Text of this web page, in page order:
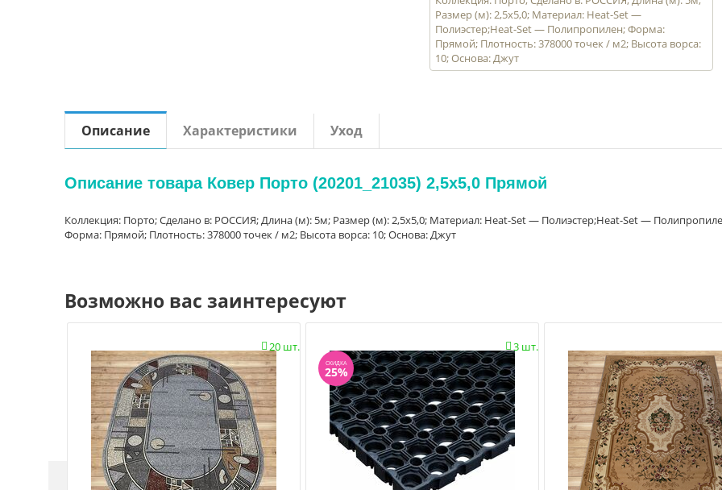
Размер (м): 2,5х5,0; Материал: Heat-Set —
Полиэстер;Heat-Set — Полипропилен; Форма:
Прямой; Плотность: 378000 точек / м2; Высота ворса:
10; Основа: Джут
Описание Характеристики Уход
Описание товара Ковер Порто (20201_21035) 2,5х5,0 Прямой
Коллекция: Порто; Сделано в: РОССИЯ; Длина (м): 5м; Размер (м): 2,5х5,0; Материал: Heat-Set — Полиэстер;Heat-Set —
Форма: Прямой; Плотность: 378000 точек / м2; Высота ворса: 10; Основа: Джут
Возможно вас заинтересуют
20 шт.
 3 шт.

СКИДКА
25%